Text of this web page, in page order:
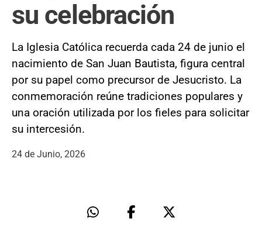
su celebración
La Iglesia Católica recuerda cada 24 de junio el
nacimiento de San Juan Bautista, figura central
por su papel como precursor de Jesucristo. La
conmemoración reúne tradiciones populares y
una oración utilizada por los fieles para solicitar
su intercesión.
24 de Junio, 2026